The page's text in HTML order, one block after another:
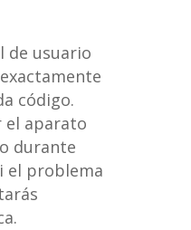
de usuario
código.
el aparato
durante
el problema